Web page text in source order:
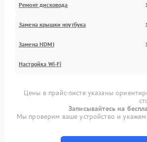
Ремонт дисковода
Замена крышки ноутбука
Замена HDMI
Настройка Wi-Fi
Цены в прайс-листе указаны
Записывайтесь на
Мы проверим ваше устройство и укажем